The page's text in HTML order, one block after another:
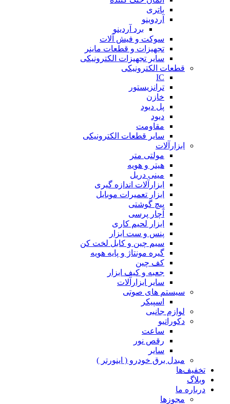
باتری
آردوینو
برد آردینو
سوکت و فیش آلات
تجهیزات و قطعات ماینر
سایر تجهیزات الکترونیکی
قطعات الکترونیکی
IC
ترانزیستور
خازن
پل دیود
دیود
مقاومت
سایر قطعات الکترونیکی
ابزارآلات
مولتی متر
هیتر و هویه
مینی دریل
ابزارآلات اندازه گیری
ابزار تعمیرات موبایل
پیچ گوشتی
آچار پرسی
ابزار لحیم کاری
پنس و ست ابزار
سیم چین و کابل لخت کن
گیره مونتاژ و پایه هویه
کف چین
جعبه و کیف ابزار
سایر ابزارآلات
سیستم های صوتی
اسپیکر
لوازم جانبی
دکوراتیو
ساعت
رقص نور
سایر
مبدل برق خودرو ( اینورتر )
تخفیف‌ها
وبلاگ
درباره ما
مجوزها